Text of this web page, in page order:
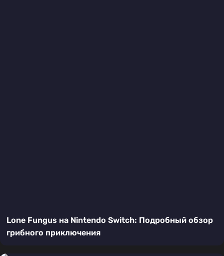
Lone Fungus на Nintendo Switch: Подробный обзор
грибного приключения